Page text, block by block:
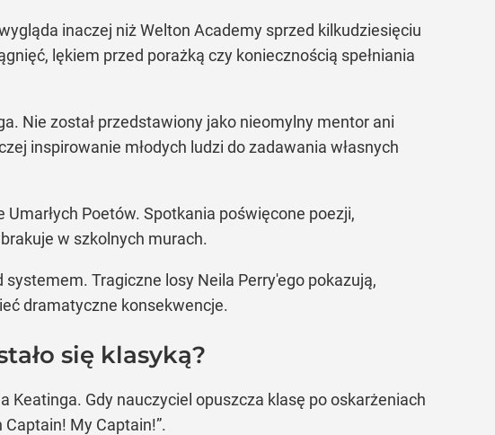
inaczej niż Welton Academy sprzed kilkudziesięciu
lękiem przed porażką czy koniecznością spełniania
Nie został przedstawiony jako nieomylny mentor ani
inspirowanie młodych ludzi do zadawania własnych
Poetów. Spotkania poświęcone poezji,
w szkolnych murach.
Tragiczne losy Neila Perry'ego pokazują,
dramatyczne konsekwencje.
się klasyką?
Gdy nauczyciel opuszcza klasę po oskarżeniach
Captain! My Captain!”.